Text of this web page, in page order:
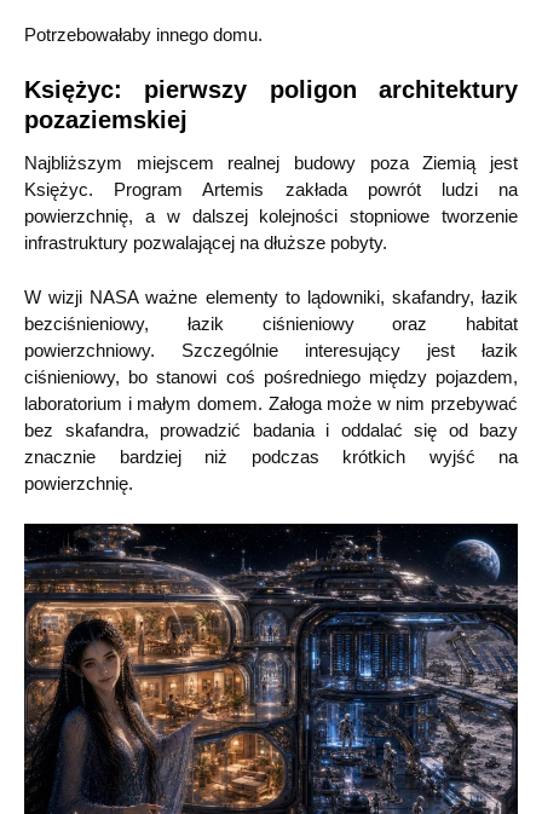
Potrzebowałaby innego domu.
Księżyc: pierwszy poligon architektury
pozaziemskiej
Najbliższym miejscem realnej budowy poza Ziemią jest
Księżyc. Program Artemis zakłada powrót ludzi na
powierzchnię, a w dalszej kolejności stopniowe tworzenie
infrastruktury pozwalającej na dłuższe pobyty.
W wizji NASA ważne elementy to lądowniki, skafandry, łazik
bezciśnieniowy, łazik ciśnieniowy oraz habitat
powierzchniowy. Szczególnie interesujący jest łazik
ciśnieniowy, bo stanowi coś pośredniego między pojazdem,
laboratorium i małym domem. Załoga może w nim przebywać
bez skafandra, prowadzić badania i oddalać się od bazy
znacznie bardziej niż podczas krótkich wyjść na
powierzchnię.